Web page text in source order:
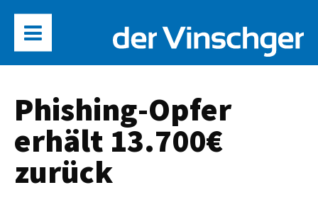
Phishing-Opfer
erhält 13.700€
zurück